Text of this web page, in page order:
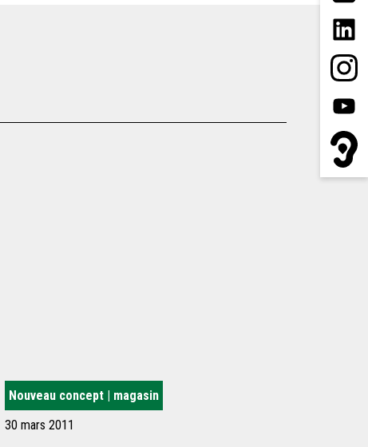
Nouveau concept | magasin
30 mars 2011